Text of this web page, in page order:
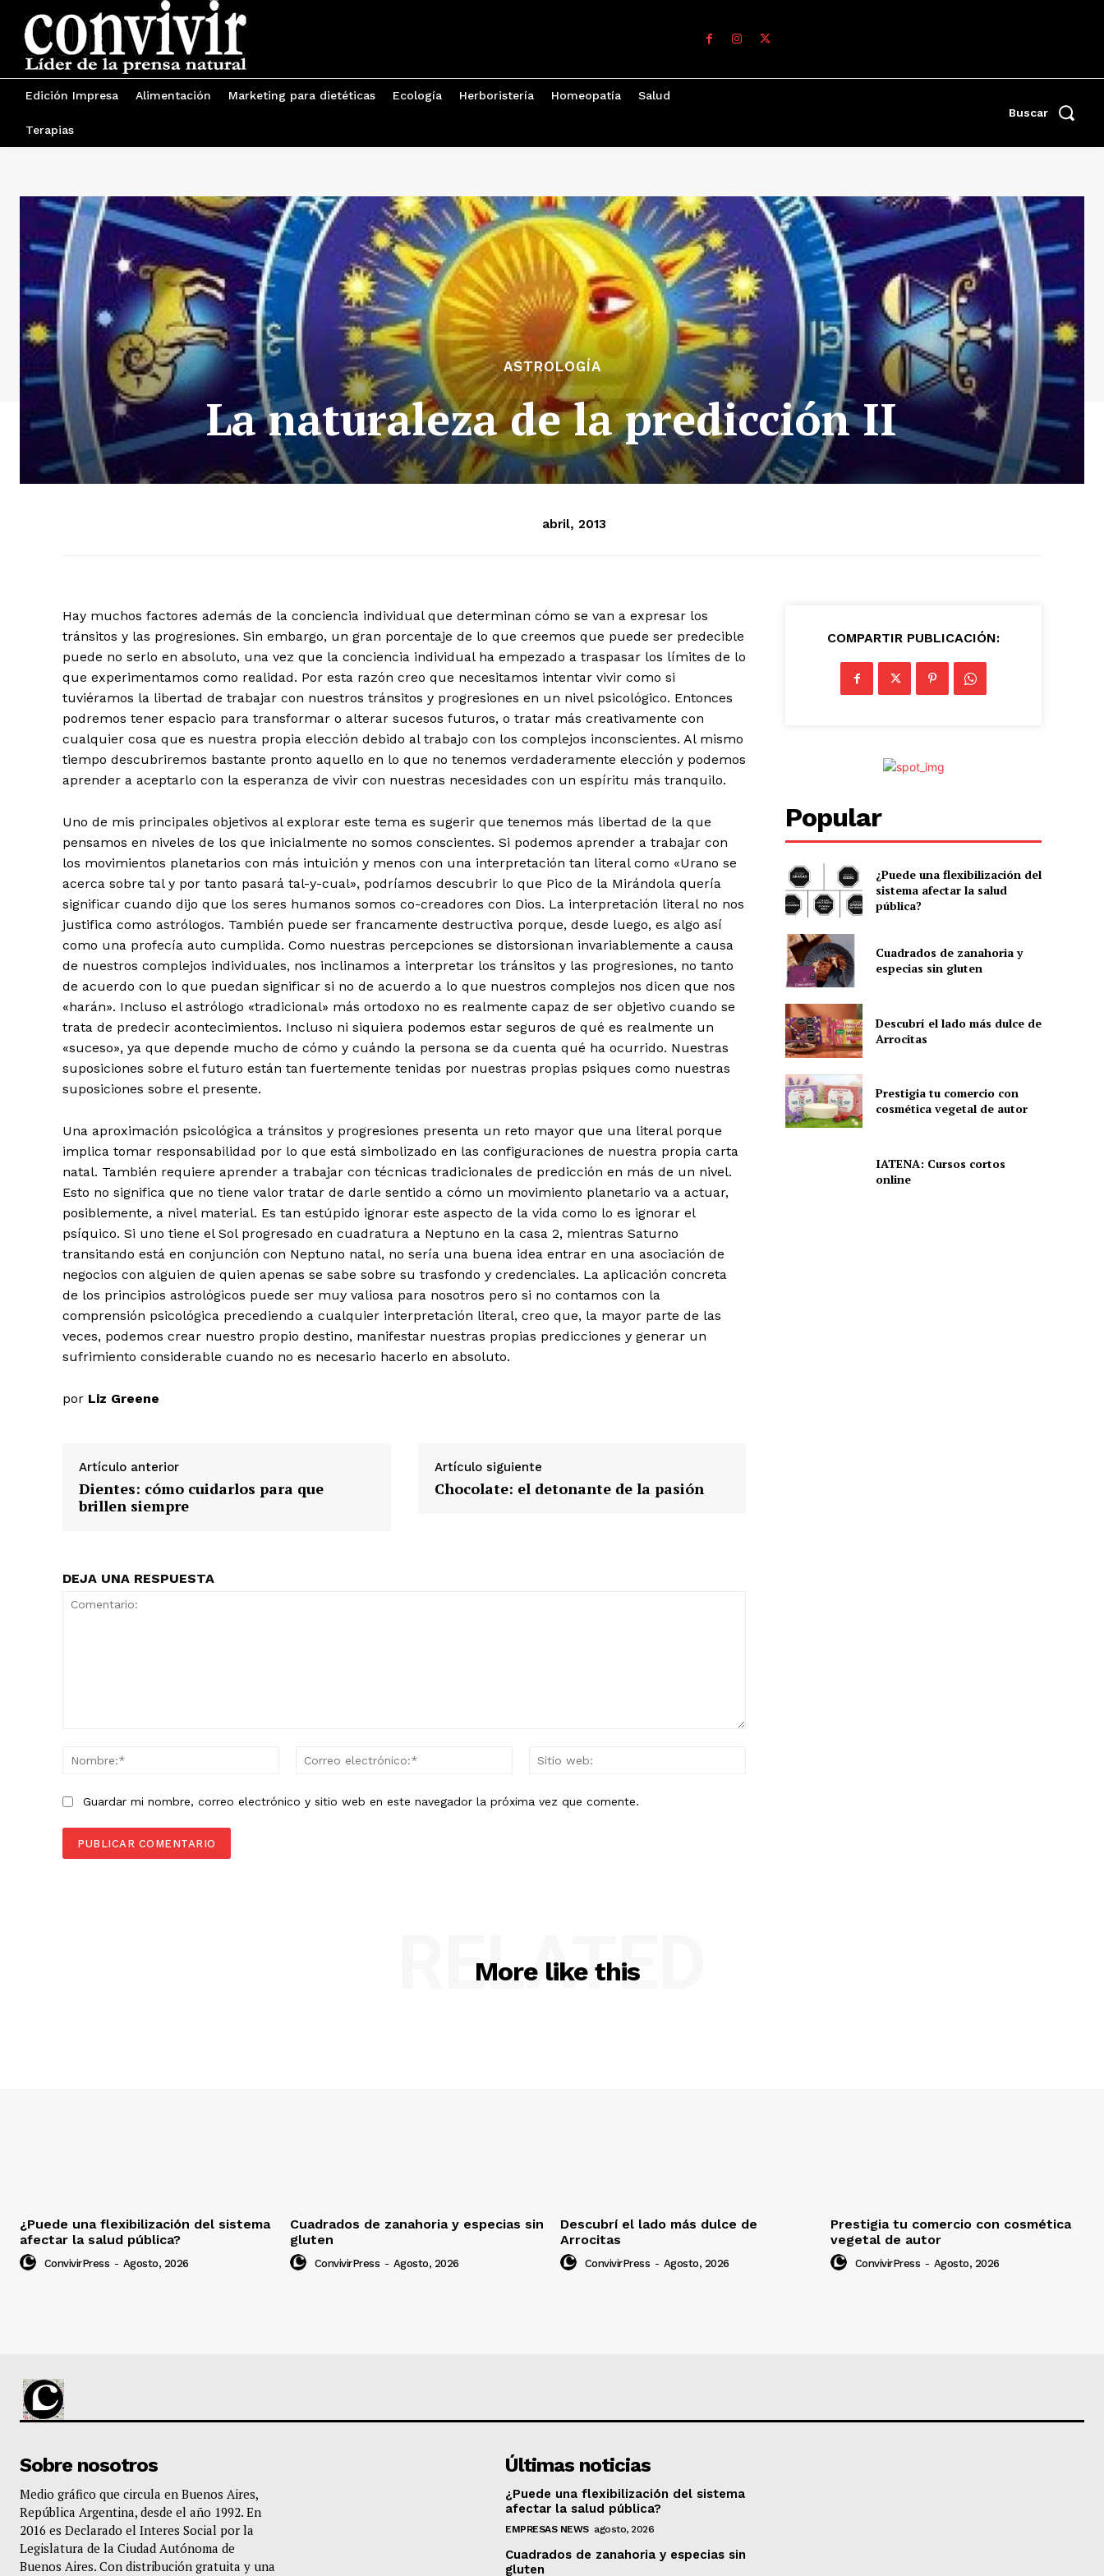
Edición Impresa Alimentación Marketing para dietéticas Ecología Herboristería Homeopatía Salud
Terapias
Buscar
ASTROLOGÍA
La naturaleza de la predicción II
abril, 2013
Hay muchos factores además de la conciencia individual que determinan cómo se van a expresar los
tránsitos y las progresiones. Sin embargo, un gran porcentaje de lo que creemos que puede ser predecible
puede no serlo en absoluto, una vez que la conciencia individual ha empezado a traspasar los límites de lo
que experimentamos como realidad. Por esta razón creo que necesitamos intentar vivir como si
tuviéramos la libertad de trabajar con nuestros tránsitos y progresiones en un nivel psicológico. Entonces
podremos tener espacio para transformar o alterar sucesos futuros, o tratar más creativamente con
cualquier cosa que es nuestra propia elección debido al trabajo con los complejos inconscientes. Al mismo
tiempo descubriremos bastante pronto aquello en lo que no tenemos verdaderamente elección y podemos
aprender a aceptarlo con la esperanza de vivir con nuestras necesidades con un espíritu más tranquilo.
Uno de mis principales objetivos al explorar este tema es sugerir que tenemos más libertad de la que
pensamos en niveles de los que inicialmente no somos conscientes. Si podemos aprender a trabajar con
los movimientos planetarios con más intuición y menos con una interpretación tan literal como «Urano se
acerca sobre tal y por tanto pasará tal-y-cual», podríamos descubrir lo que Pico de la Mirándola quería
significar cuando dijo que los seres humanos somos co-creadores con Dios. La interpretación literal no nos
justifica como astrólogos. También puede ser francamente destructiva porque, desde luego, es algo así
como una profecía auto cumplida. Como nuestras percepciones se distorsionan invariablemente a causa
de nuestros complejos individuales, nos inclinamos a interpretar los tránsitos y las progresiones, no tanto
de acuerdo con lo que puedan significar si no de acuerdo a lo que nuestros complejos nos dicen que nos
«harán». Incluso el astrólogo «tradicional» más ortodoxo no es realmente capaz de ser objetivo cuando se
trata de predecir acontecimientos. Incluso ni siquiera podemos estar seguros de qué es realmente un
«suceso», ya que depende mucho de cómo y cuándo la persona se da cuenta qué ha ocurrido. Nuestras
suposiciones sobre el futuro están tan fuertemente tenidas por nuestras propias psiques como nuestras
suposiciones sobre el presente.
Una aproximación psicológica a tránsitos y progresiones presenta un reto mayor que una literal porque
implica tomar responsabilidad por lo que está simbolizado en las configuraciones de nuestra propia carta
natal. También requiere aprender a trabajar con técnicas tradicionales de predicción en más de un nivel.
Esto no significa que no tiene valor tratar de darle sentido a cómo un movimiento planetario va a actuar,
posiblemente, a nivel material. Es tan estúpido ignorar este aspecto de la vida como lo es ignorar el
psíquico. Si uno tiene el Sol progresado en cuadratura a Neptuno en la casa 2, mientras Saturno
transitando está en conjunción con Neptuno natal, no sería una buena idea entrar en una asociación de
negocios con alguien de quien apenas se sabe sobre su trasfondo y credenciales. La aplicación concreta
de los principios astrológicos puede ser muy valiosa para nosotros pero si no contamos con la
comprensión psicológica precediendo a cualquier interpretación literal, creo que, la mayor parte de las
veces, podemos crear nuestro propio destino, manifestar nuestras propias predicciones y generar un
sufrimiento considerable cuando no es necesario hacerlo en absoluto.
por Liz Greene
Artículo anterior
Dientes: cómo cuidarlos para que
brillen siempre
Artículo siguiente
Chocolate: el detonante de la pasión
DEJA UNA RESPUESTA
Nombre:*
Correo
Guardar mi nombre, correo electrónico y sitio web en este navegador la próxima vez que comente.
COMPARTIR PUBLICACIÓN:
Popular
¿Puede una flexibilización del
sistema afectar la salud
pública?
Cuadrados de zanahoria y
especias sin gluten
Descubrí el lado más dulce de
Arrocitas
Prestigia tu comercio con
cosmética vegetal de autor
IATENA: Cursos cortos
online
More like this
RELATED
¿Puede una flexibilización del sistema
afectar la salud pública?
ConvivirPress - Agosto, 2026
Cuadrados de zanahoria y especias sin
gluten
ConvivirPress - Agosto, 2026
Descubrí el lado más dulce de
Arrocitas
ConvivirPress - Agosto, 2026
Prestigia tu comercio con cosmética
vegetal de autor
ConvivirPress - Agosto, 2026
Sobre nosotros
Medio gráfico que circula en Buenos Aires,
República Argentina, desde el año 1992. En
2016 es Declarado el Interes Social por la
Legislatura de la Ciudad Autónoma de
Buenos Aires. Con distribución gratuita y una
Últimas noticias
¿Puede una flexibilización del sistema
afectar la salud pública?
EMPRESAS NEWS agosto, 2026
Cuadrados de zanahoria y especias sin
gluten